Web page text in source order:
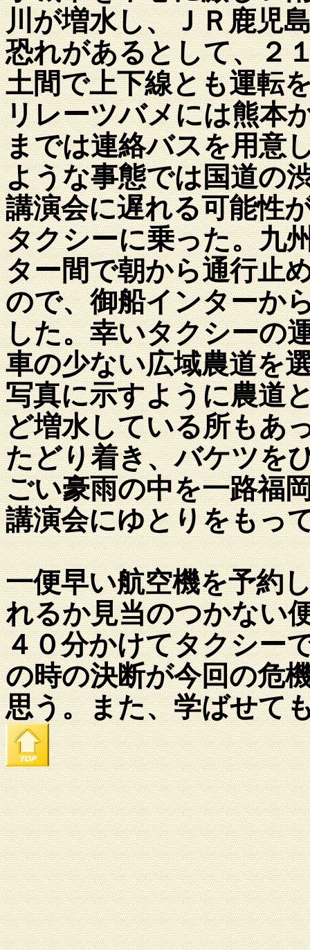
川が増水し、ＪＲ鹿児
恐れがあるとして、２
土間で上下線とも運転
リレーツバメには熊本
までは連絡バスを用意
ような事態では国道の
講演会に遅れる可能性
タクシーに乗った。九
ター間で朝から通行止
ので、御船インターか
した。幸いタクシーの
車の少ない広域農道を
写真に示すように農道
ど増水している所もあ
たどり着き、バケツを
ごい豪雨の中を一路福
講演会にゆとりをもっ
一便早い航空機を予約
れるか見当のつかない
４０分かけてタクシー
の時の決断が今回の危
思う。また、学ばせて